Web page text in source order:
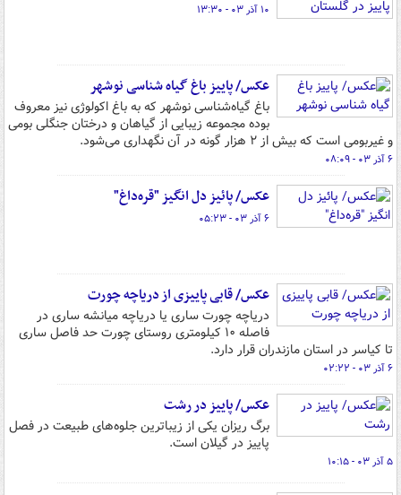
۱۰ آذر ۰۳ - ۱۳:۳۰
عکس/ پاییز باغ گیاه شناسی نوشهر
باغ گیاه‌شناسی نوشهر که به باغ اکولوژی نیز معروف
بوده مجموعه زیبایی از گیاهان و درختان جنگلی بومی
و غیربومی است که بیش از ۲ هزار گونه در آن نگهداری می‌شود.
۶ آذر ۰۳ - ۰۸:۰۹
عکس/ پائیز دل انگیز "قره‌داغ"
۶ آذر ۰۳ - ۰۵:۲۳
عکس/ قابی پاییزی از دریاچه چورت
دریاچه چورت ساری یا دریاچه میانشه ساری در
فاصله ۱۰ کیلومتری روستای چورت حد فاصل ساری
تا کیاسر در استان مازندران قرار دارد.
۶ آذر ۰۳ - ۰۲:۲۲
عکس/ پاییز در رشت
برگ ریزان یکی از زیباترین جلوه‌های طبیعت در فصل
پاییز در گیلان است.
۵ آذر ۰۳ - ۱۰:۱۵